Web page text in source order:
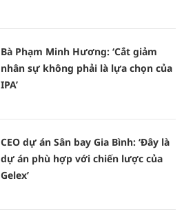
Bà Phạm Minh Hương: ‘Cắt giảm
nhân sự không phải là lựa chọn của
IPA’
CEO dự án Sân bay Gia Bình: ‘Đây là
dự án phù hợp với chiến lược của
Gelex’